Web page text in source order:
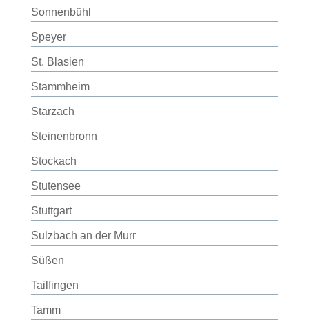
Sonnenbühl
Speyer
St. Blasien
Stammheim
Starzach
Steinenbronn
Stockach
Stutensee
Stuttgart
Sulzbach an der Murr
Süßen
Tailfingen
Tamm